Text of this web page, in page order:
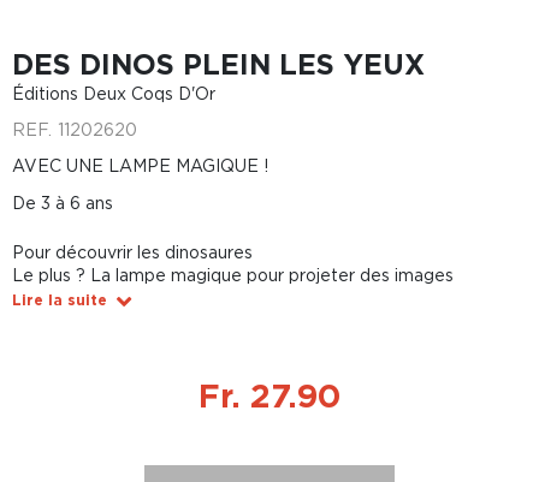
DES DINOS PLEIN LES YEUX
Éditions Deux Coqs D'Or
REF. 11202620
AVEC UNE LAMPE MAGIQUE !
De 3 à 6 ans
Pour découvrir les dinosaures
Le plus ? La lampe magique pour projeter des images
Lire la suite
Fr. 27.90